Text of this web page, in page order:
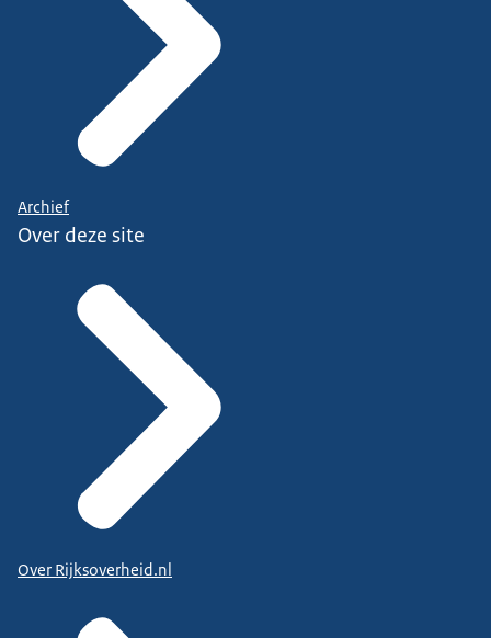
Archief
Over deze site
Over Rijksoverheid.nl